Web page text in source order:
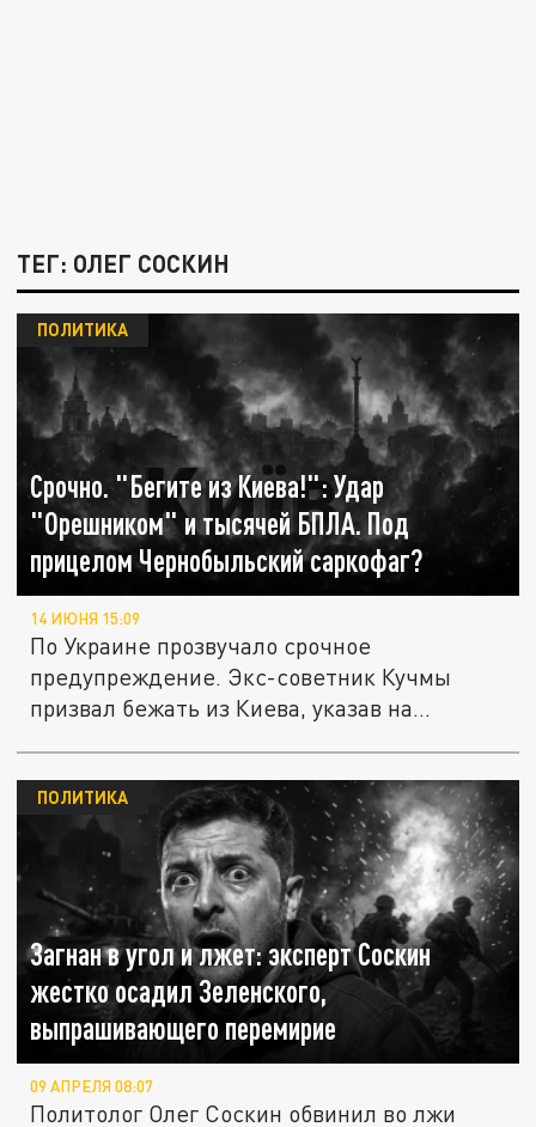
ТЕГ: ОЛЕГ СОСКИН
Срочно. "Бегите из Киева!": Удар
"Орешником" и тысячей БПЛА. Под
прицелом Чернобыльский саркофаг?
ПОЛИТИКА
14 ИЮНЯ 15:09
По Украине прозвучало срочное
предупреждение. Экс-советник Кучмы
призвал бежать из Киева, указав на
Загнан в угол и лжет: эксперт Соскин
жестко осадил Зеленского,
выпрашивающего перемирие
ПОЛИТИКА
09 АПРЕЛЯ 08:07
Политолог Олег Соскин обвинил во лжи